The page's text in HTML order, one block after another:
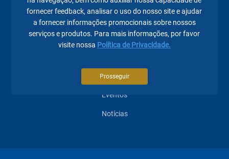
A Fecomércio PR
Sindicatos
Atuação
Eventos
Notícias
fornecer feedback, analisar o uso do nosso site e ajudar
a fornecer informações promocionais sobre nossos
serviços e produtos. Para mais informações, por favor
visite nossa Política de Privacidade.
Prosseguir